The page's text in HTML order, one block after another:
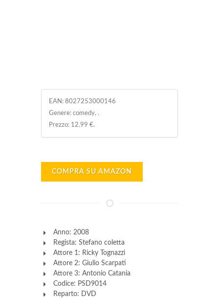
EAN: 8027253000146
Genere: comedy, .
Prezzo: 12.99 €.
COMPRA SU AMAZON
Anno: 2008
Regista: Stefano coletta
Attore 1: Ricky Tognazzi
Attore 2: Giulio Scarpati
Attore 3: Antonio Catania
Codice: PSD9014
Reparto: DVD